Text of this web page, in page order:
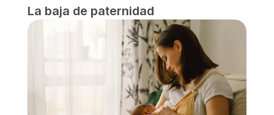
La baja de paternidad